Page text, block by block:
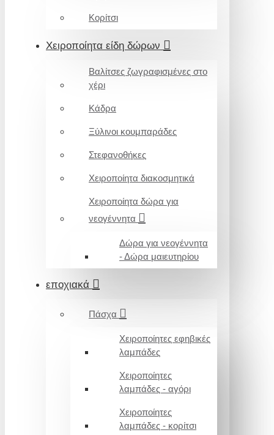
Κορίτσι
Χειροποίητα είδη δώρων
Βαλίτσες ζωγραφισμένες στο
χέρι
Κάδρα
Ξύλινοι κουμπαράδες
Στεφανοθήκες
Χειροποίητα διακοσμητικά
Χειροποίητα δώρα για
νεογέννητα
Δώρα για νεογέννητα
- Δώρα μαιευτηρίου
εποχιακά
Πάσχα
Χειροποίητες εφηβικές
λαμπάδες
Χειροποίητες
λαμπάδες - αγόρι
Χειροποίητες
λαμπάδες - κορίτσι